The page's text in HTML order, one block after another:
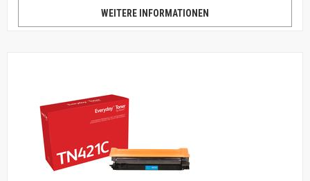
WEITERE INFORMATIONEN